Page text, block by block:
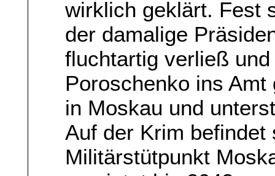
wirklich geklärt. Fest
der damalige
fluchtartig verließ
Poroschenko ins
in Moskau und
Auf der Krim
Militärstütpunkt